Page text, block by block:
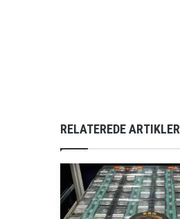
RELATEREDE ARTIKLER